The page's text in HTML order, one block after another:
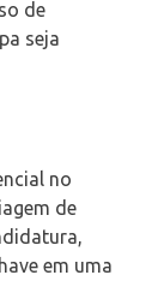
de
seja
no
de
em uma